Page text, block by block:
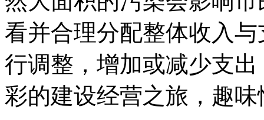
看并合理分配整体收入
行调整，增加或减少支
彩的建设经营之旅，趣